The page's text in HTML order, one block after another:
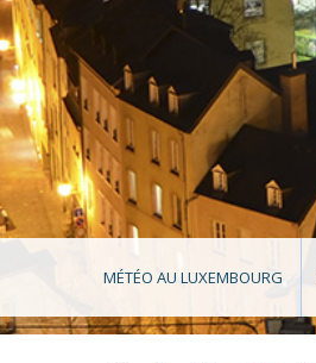
MÉTÉO AU LUXEMBOURG